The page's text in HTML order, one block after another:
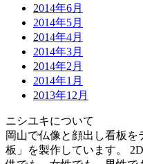
2014年6月
2014年5月
2014年4月
2014年3月
2014年2月
2014年1月
2013年12月
ニシユキについて
岡山で仏像と顔出し看板
板」を製作しています。